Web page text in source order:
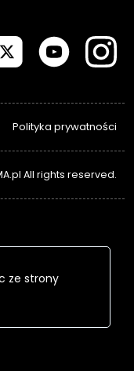
Polityka prywatności
All rights reserved.
ze strony